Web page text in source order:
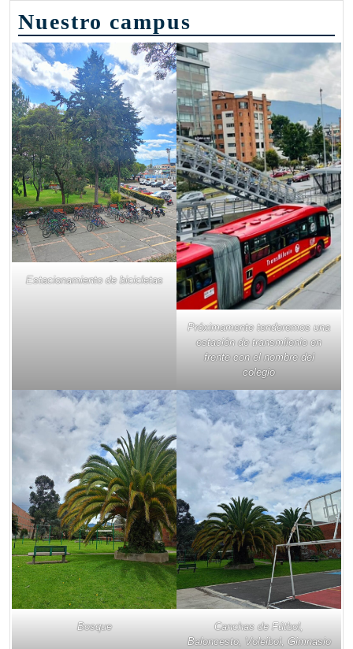
Nuestro campus
Estacionamiento de bicicletas
Próximamente tenderemos una
estación de transmilenio en
frente con el nombre del
colegio
Bosque
Canchas de Fútbol,
Baloncesto, Voleibol, Gimnasio